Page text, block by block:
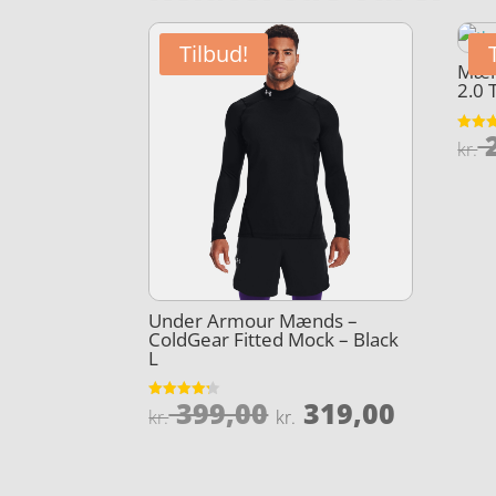
Tilbud!
Under Armour Mænds –
ColdGear Fitted Mock – Black
L
Vurderet
4.2
kr.399,00 Den
kr. 319,00
2.0
3.9
kr.